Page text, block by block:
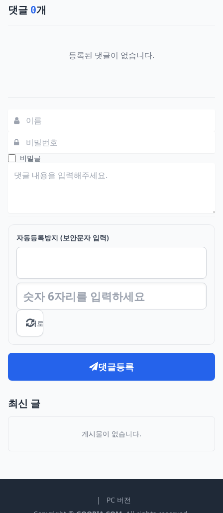
댓글 0개
등록된 댓글이 없습니다.
댓글쓰기
비밀글
자동등록방지 (보안문자 입력)
새로고침
댓글등록
최신 글
게시물이 없습니다.
|
PC 버전